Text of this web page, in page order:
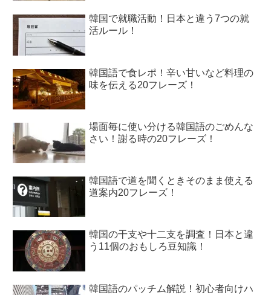
韓国で就職活動！日本と違う7つの就
活ルール！
韓国語で食レポ！辛い甘いなど料理の
味を伝える20フレーズ！
場面毎に使い分ける韓国語のごめんな
さい！謝る時の20フレーズ！
韓国語で道を聞くときそのまま使える
道案内20フレーズ！
韓国の干支や十二支を調査！日本と違
う11個のおもしろ豆知識！
韓国語のパッチム解説！初心者向けハ